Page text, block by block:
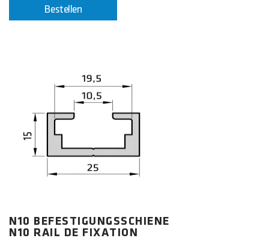
Bestellen
N10 BEFESTIGUNGSSCHIENE
N10 RAIL DE FIXATION